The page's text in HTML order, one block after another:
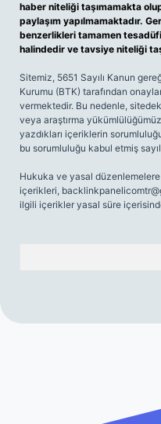
haber niteliği taşımamakta
paylaşım yapılmamaktadır.
benzerlikleri tamamen
halindedir ve tavsiye niteliği
Sitemiz, 5651 Sayılı Kanun
Kurumu (BTK) tarafından
vermektedir. Bu nedenle,
veya araştırma
yazdıkları içeriklerin
bu sorumluluğu kabul etmiş
Hukuka ve yasal
içerikleri,
ilgili içerikler yasal süre